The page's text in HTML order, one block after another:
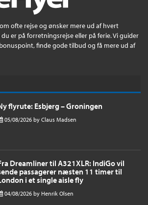
ofte rejse og ønsker mere ud af hvert
er på forretningsrejse eller på ferie. Vi guider
finde gode tilbud og få mere ud af
flyrute: Esbjerg – Groningen
05/08/2026 by Claus Madsen
Dreamliner til A321XLR: IndiGo vil
passagerer næsten 11 timer til
i et single aisle fly
04/08/2026 by Henrik Olsen